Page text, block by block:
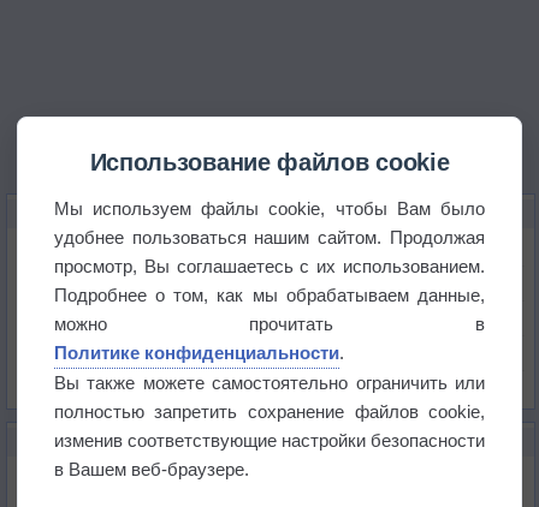
КАРТЫ ПОГОДЫ В ОДАВАРЕ
Температура
Давление
Осадки
Облачность
Список всех карт
НОВОЕ О ПОГОДЕ
Июль в России стал самым тёплым за всю
Использование файлов cookie
Мы используем файлы cookie, чтобы Вам было
удобнее пользоваться нашим сайтом. Продолжая
просмотр, Вы соглашаетесь с их использованием.
Подробнее о том, как мы обрабатываем данные,
можно прочитать в
Политике конфиденциальности.
Вы также можете самостоятельно ограничить или
полностью запретить сохранение файлов cookie,
изменив соответствующие настройки безопасности
в Вашем веб-браузере.